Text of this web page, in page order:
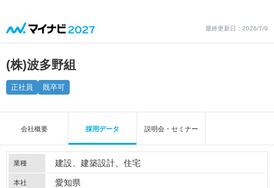
最終更新日：2026/7/9
(株)波多野組
正社員 既卒可
会社概要 採用データ 説明会・セミナー
業種 建設 建築設計 住宅
本社 愛知県